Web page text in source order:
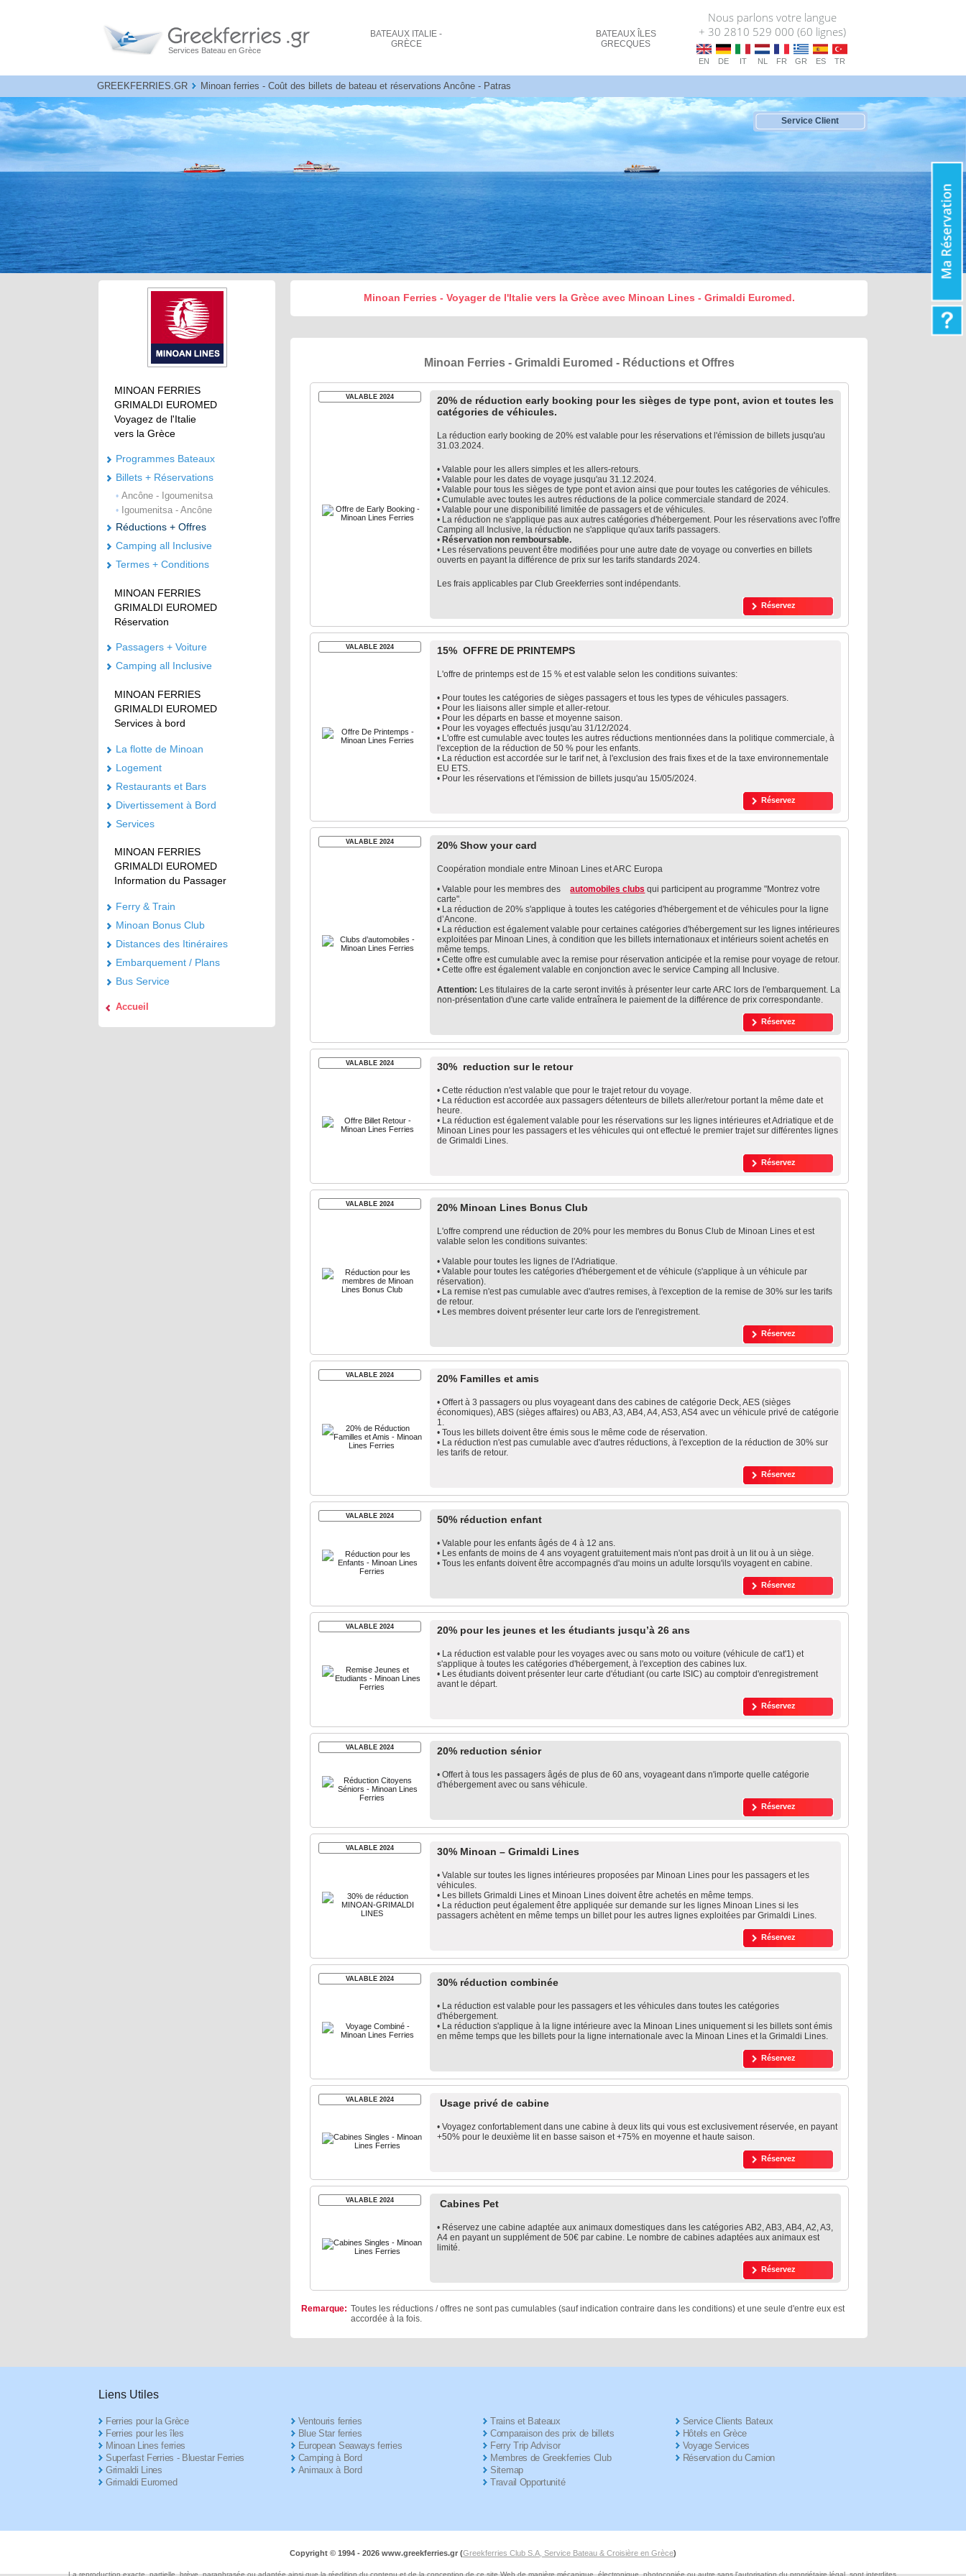
Services Bateau en Grèce
BATEAUX ITALIE -
GRÈCE
BATEAUX ÎLES
GRECQUES
Nous parlons votre langue
+ 30 2810 529 000 (60 lignes)
EN DE IT NL FR GR ES TR
GREEKFERRIES.GR Minoan ferries - Coût des billets de bateau et réservations Ancône - Patras
Service Client
MINOAN FERRIES
GRIMALDI EUROMED
Voyagez de l'Italie
vers la Grèce
Programmes Bateaux
Billets + Réservations
• Ancône - Igoumenitsa
• Igoumenitsa - Ancône
Réductions + Offres
Camping all Inclusive
Termes + Conditions
MINOAN FERRIES
GRIMALDI EUROMED
Réservation
Passagers + Voiture
Camping all Inclusive
MINOAN FERRIES
GRIMALDI EUROMED
Services à bord
La flotte de Minoan
Logement
Restaurants et Bars
Divertissement à Bord
Services
MINOAN FERRIES
GRIMALDI EUROMED
Information du Passager
Ferry & Train
Minoan Bonus Club
Distances des Itinéraires
Embarquement / Plans
Bus Service
Accueil
Minoan Ferries - Voyager de l'Italie vers la Grèce avec Minoan Lines - Grimaldi Euromed.
Minoan Ferries - Grimaldi Euromed - Réductions et Offres
VALABLE 2024
20% de réduction early booking pour les sièges de type pont, avion et toutes les
catégories de véhicules.
La réduction early booking de 20% est valable pour les réservations et l'émission de billets jusqu'au
31.03.2024.
• Valable pour les allers simples et les allers-retours.
• Valable pour les dates de voyage jusqu'au 31.12.2024.
• Valable pour tous les sièges de type pont et avion ainsi que pour toutes les catégories de véhicules.
• Cumulable avec toutes les autres réductions de la police commerciale standard de 2024.
• Valable pour une disponibilité limitée de passagers et de véhicules.
• La réduction ne s'applique pas aux autres catégories d'hébergement. Pour les réservations avec l'offre
Camping all Inclusive, la réduction ne s'applique qu'aux tarifs passagers.
• Réservation non remboursable.
• Les réservations peuvent être modifiées pour une autre date de voyage ou converties en billets
ouverts en payant la différence de prix sur les tarifs standards 2024.
Les frais applicables par Club Greekferries sont indépendants.
Réservez
VALABLE 2024 15% OFFRE DE PRINTEMPS
L'offre de printemps est de 15 % et est valable selon les conditions suivantes:
• Pour toutes les catégories de sièges passagers et tous les types de véhicules passagers.
• Pour les liaisons aller simple et aller-retour.
• Pour les départs en basse et moyenne saison.
• Pour les voyages effectués jusqu'au 31/12/2024.
• L'offre est cumulable avec toutes les autres réductions mentionnées dans la politique commerciale, à
l'exception de la réduction de 50 % pour les enfants.
• La réduction est accordée sur le tarif net, à l'exclusion des frais fixes et de la taxe environnementale
EU ETS.
• Pour les réservations et l'émission de billets jusqu'au 15/05/2024.
Réservez
VALABLE 2024 20% Show your card
Coopération mondiale entre Minoan Lines et ARC Europa
• Valable pour les membres des
automobiles clubs qui participent au programme "Montrez votre
carte".
• La réduction de 20% s'applique à toutes les catégories d'hébergement et de véhicules pour la ligne
d’Ancone.
• La réduction est également valable pour certaines catégories d'hébergement sur les lignes intérieures
exploitées par Minoan Lines, à condition que les billets internationaux et intérieurs soient achetés en
même temps.
• Cette offre est cumulable avec la remise pour réservation anticipée et la remise pour voyage de retour.
• Cette offre est également valable en conjonction avec le service Camping all Inclusive.
Attention: Les titulaires de la carte seront invités à présenter leur carte ARC lors de l'embarquement. La
non-présentation d'une carte valide entraînera le paiement de la différence de prix correspondante.
Réservez
VALABLE 2024 30% reduction sur le retour
• Cette réduction n'est valable que pour le trajet retour du voyage.
• La réduction est accordée aux passagers détenteurs de billets aller/retour portant la même date et
heure.
• La réduction est également valable pour les réservations sur les lignes intérieures et Adriatique et de
Minoan Lines pour les passagers et les véhicules qui ont effectué le premier trajet sur différentes lignes
de Grimaldi Lines.
Réservez
VALABLE 2024 20% Minoan Lines Bonus Club
L'offre comprend une réduction de 20% pour les membres du Bonus Club de Minoan Lines et est
valable selon les conditions suivantes:
• Valable pour toutes les lignes de l'Adriatique.
• Valable pour toutes les catégories d'hébergement et de véhicule (s'applique à un véhicule par
réservation).
• La remise n'est pas cumulable avec d'autres remises, à l'exception de la remise de 30% sur les tarifs
de retour.
• Les membres doivent présenter leur carte lors de l'enregistrement.
Réservez
VALABLE 2024 20% Familles et amis
• Offert à 3 passagers ou plus voyageant dans des cabines de catégorie Deck, AES (sièges
économiques), ABS (sièges affaires) ou AB3, A3, AB4, A4, AS3, AS4 avec un véhicule privé de catégorie
1.
• Tous les billets doivent être émis sous le même code de réservation.
• La réduction n'est pas cumulable avec d'autres réductions, à l'exception de la réduction de 30% sur
les tarifs de retour.
Réservez
VALABLE 2024 50% réduction enfant
• Valable pour les enfants âgés de 4 à 12 ans.
• Les enfants de moins de 4 ans voyagent gratuitement mais n'ont pas droit à un lit ou à un siège.
• Tous les enfants doivent être accompagnés d'au moins un adulte lorsqu'ils voyagent en cabine.
Réservez
VALABLE 2024 20% pour les jeunes et les étudiants jusqu’à 26 ans
• La réduction est valable pour les voyages avec ou sans moto ou voiture (véhicule de cat'1) et
s'applique à toutes les catégories d'hébergement, à l'exception des cabines lux.
• Les étudiants doivent présenter leur carte d'étudiant (ou carte ISIC) au comptoir d'enregistrement
avant le départ.
Réservez
VALABLE 2024 20% reduction sénior
• Offert à tous les passagers âgés de plus de 60 ans, voyageant dans n'importe quelle catégorie
d'hébergement avec ou sans véhicule.
Réservez
VALABLE 2024 30% Minoan – Grimaldi Lines
• Valable sur toutes les lignes intérieures proposées par Minoan Lines pour les passagers et les
véhicules.
• Les billets Grimaldi Lines et Minoan Lines doivent être achetés en même temps.
• La réduction peut également être appliquée sur demande sur les lignes Minoan Lines si les
passagers achètent en même temps un billet pour les autres lignes exploitées par Grimaldi Lines.
Réservez
VALABLE 2024 30% réduction combinée
• La réduction est valable pour les passagers et les véhicules dans toutes les catégories
d'hébergement.
• La réduction s'applique à la ligne intérieure avec la Minoan Lines uniquement si les billets sont émis
en même temps que les billets pour la ligne internationale avec la Minoan Lines et la Grimaldi Lines.
Réservez
VALABLE 2024 Usage privé de cabine
• Voyagez confortablement dans une cabine à deux lits qui vous est exclusivement réservée, en payant
+50% pour le deuxième lit en basse saison et +75% en moyenne et haute saison.
Réservez
VALABLE 2024 Cabines Pet
• Réservez une cabine adaptée aux animaux domestiques dans les catégories ΑΒ2, ΑΒ3, ΑΒ4, Α2, Α3,
Α4 en payant un supplément de 50€ par cabine. Le nombre de cabines adaptées aux animaux est
limité.
Réservez
Remarque: Toutes les réductions / offres ne sont pas cumulables (sauf indication contraire dans les conditions) et une seule d'entre eux est
accordée à la fois.
Liens Utiles
Ferries pour la Grèce
Ferries pour les îles
Minoan Lines ferries
Superfast Ferries - Bluestar Ferries
Grimaldi Lines
Grimaldi Euromed
Ventouris ferries
Blue Star ferries
European Seaways ferries
Camping à Bord
Animaux à Bord
Trains et Bateaux
Comparaison des prix de billets
Ferry Trip Advisor
Membres de Greekferries Club
Sitemap
Travail Opportunité
Service Clients Bateux
Hôtels en Grèce
Voyage Services
Réservation du Camion
Copyright © 1994 - 2026 www.greekferries.gr (Greekferries Club S.A, Service Bateau & Croisière en Grèce)
La reproduction exacte, partielle, brève, paraphrasée ou adaptée ainsi que la réedition du contenu et de la conception de ce site Web de manière mécanique, électronique, photocopiée ou autre sans l'autorisation du propriétaire légal, sont interdites.